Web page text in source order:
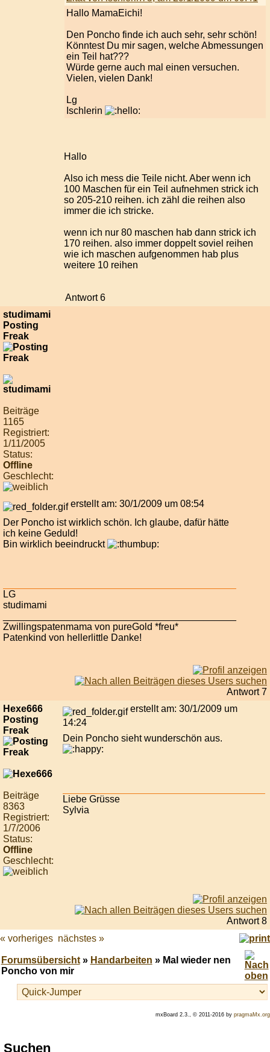
Hallo MamaEichi!
Den Poncho finde ich auch sehr, sehr schön!
Könntest Du mir sagen, welche Abmessungen
ein Teil hat???
Würde gerne auch mal einen versuchen.
Vielen, vielen Dank!
Lg
Ischlerin
Hallo
Also ich mess die Teile nicht. Aber wenn ich
100 Maschen für ein Teil aufnehmen strick ich
so 205-210 reihen. ich zähl die reihen also
immer die ich stricke.
wenn ich nur 80 maschen hab dann strick ich
170 reihen. also immer doppelt soviel reihen
wie ich maschen aufgenommen hab plus
weitere 10 reihen
Antwort 6
studimami
Posting
Freak
Beiträge
1165
Registriert:
1/11/2005
Status:
Offline
Geschlecht:
erstellt am: 30/1/2009 um 08:54
Der Poncho ist wirklich schön. Ich glaube, dafür hätte
ich keine Geduld!
Bin wirklich beeindruckt
LG
studimami
Zwillingspatenmama von pureGold *freu*
Patenkind von hellerlittle Danke!
Antwort 7
Hexe666
Posting
Freak
Beiträge
8363
Registriert:
1/7/2006
Status:
Offline
Geschlecht:
erstellt am: 30/1/2009 um
14:24
Dein Poncho sieht wunderschön aus.
Liebe Grüsse
Sylvia
Antwort 8
« vorheriges nächstes »
Forumsübersicht» Handarbeiten » Mal wieder nen
Poncho von mir
mxBoard 2.3., © 2011-2016 by pragmaMx.org
Play
Suchen